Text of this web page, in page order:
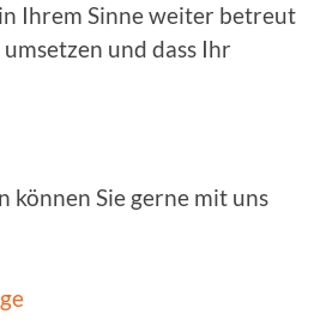
Ihrem Sinne weiter betreut
und dass Ihr
können Sie gerne mit uns